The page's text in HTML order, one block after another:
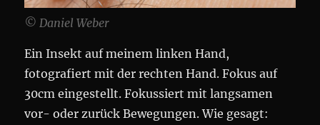
© Daniel Weber
Ein Insekt auf meinem linken Hand,
fotografiert mit der rechten Hand. Fokus auf
30cm eingestellt. Fokussiert mit langsamen
vor- oder zurück Bewegungen. Wie gesagt: